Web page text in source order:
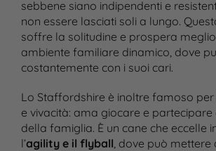
sebbene siano indipendenti e
non essere lasciati soli a lungo.
soffre la solitudine e prospera
ambiente familiare dinamico, dove
costantemente con i suoi cari.
Lo Staffordshire è inoltre famoso
e vivacità: ama giocare e
della famiglia. È un cane che eccelle
l’agility e il flyball, dove può